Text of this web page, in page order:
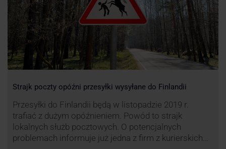
Strajk poczty opóźni przesyłki wysyłane do Finlandii
Przesyłki do Finlandii będą w listopadzie 2019 r.
trafiać z dużym opóźnieniem. Powód to strajk
lokalnych służb pocztowych. O potencjalnych
problemach informuje już jedna z firm z kurierskich